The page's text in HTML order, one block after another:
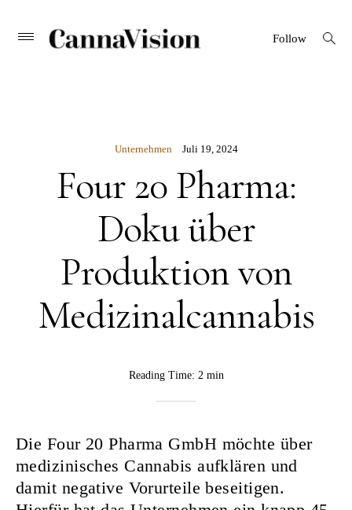
Skip Primary
Menu
CANNAVISION
Follow
open
search
Unternehmen Juli 19, 2024
Four 20 Pharma:
Doku über
Produktion von
Medizinalcannabis
Reading Time: 2 min
Die Four 20 Pharma GmbH möchte über
medizinisches Cannabis aufklären und
damit negative Vorurteile beseitigen.